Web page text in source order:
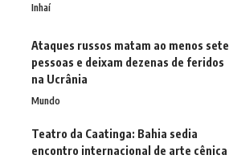
Inhaí
Ataques russos matam ao menos sete
pessoas e deixam dezenas de feridos
na Ucrânia
Mundo
Teatro da Caatinga: Bahia sedia
encontro internacional de arte cênica